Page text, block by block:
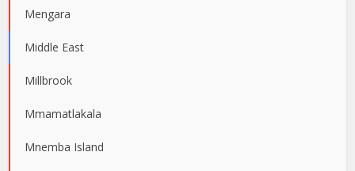
Mengara
Middle East
Millbrook
Mmamatlakala
Mnemba Island